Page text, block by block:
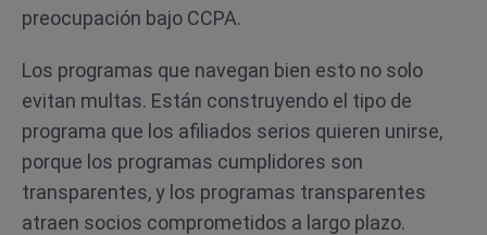
preocupación bajo CCPA.
Los programas que navegan bien esto no solo
evitan multas. Están construyendo el tipo de
programa que los afiliados serios quieren unirse,
porque los programas cumplidores son
transparentes, y los programas transparentes
atraen socios comprometidos a largo plazo.